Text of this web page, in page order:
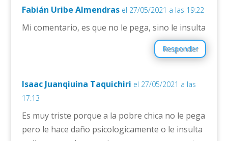
Fabián Uribe Almendras el 27/05/2021 a las 19:22
Mi comentario, es que no le pega, sino le insulta
Responder
Isaac Juanqiuina Taquichiri el 27/05/2021 a las
17:13
Es muy triste porque a la pobre chica no le pega
pero le hace daño psicologicamente o le insulta